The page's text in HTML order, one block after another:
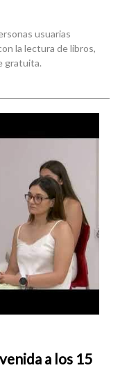
usuarias
la lectura de libros,
gratuita.
a los 15